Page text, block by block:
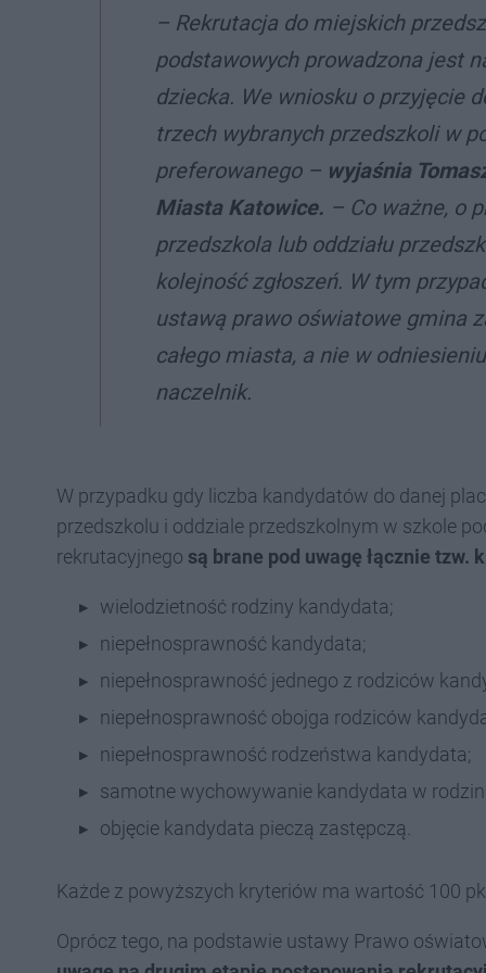
– Rekrutacja do miejskich
podstawowych prowadzona jest
dziecka. We wniosku o przyjęcie
trzech wybranych przedszkoli w
preferowanego – wyjaśnia
Miasta Katowice. – Co ważne, o
przedszkola lub oddziału
kolejność zgłoszeń. W tym
ustawą prawo oświatowe gmina
całego miasta, a nie w
naczelnik.
W przypadku gdy liczba kandydatów do danej
przedszkolu i oddziale przedszkolnym w szkole
rekrutacyjnego są brane pod uwagę łącznie tzw.
wielodzietność rodziny kandydata;
niepełnosprawność kandydata;
niepełnosprawność jednego z rodziców
niepełnosprawność obojga rodziców
niepełnosprawność rodzeństwa kandydata;
samotne wychowywanie kandydata w
objęcie kandydata pieczą zastępczą.
Każde z powyższych kryteriów ma wartość 100
Oprócz tego, na podstawie ustawy Prawo